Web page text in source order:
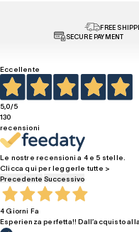
FREE
SECURE PAYMENT
Eccellente
5,0/5
130
recensioni
Le nostre recensioni a 4 e 5 stelle.
Clicca qui per leggerle tutte >
Precedente Successivo
4 Giorni Fa
Esperienza perfetta!! Dall’acquisto